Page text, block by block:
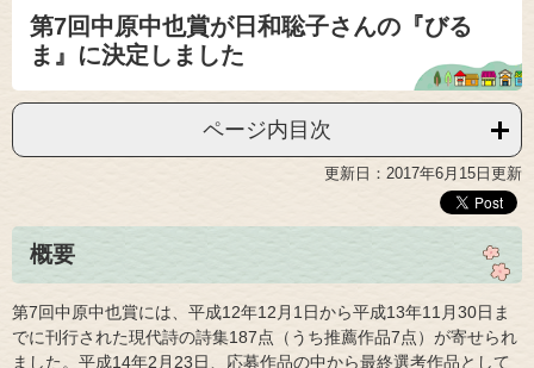
第7回中原中也賞が日和聡子さんの『びる
ま』に決定しました
ページ内目次
更新日：2017年6月15日更新
概要
第7回中原中也賞には、平成12年12月1日から平成13年11月30日ま
でに刊行された現代詩の詩集187点（うち推薦作品7点）が寄せられ
ました。平成14年2月23日、応募作品の中から最終選考作品として